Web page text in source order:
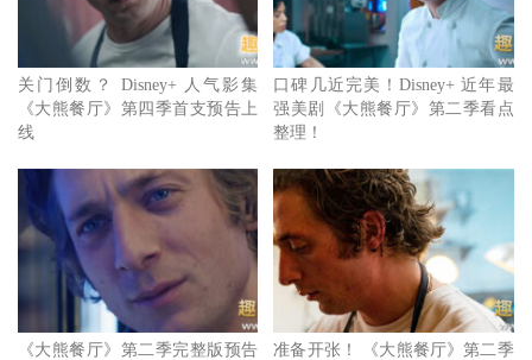
《破案三人行》：轻松无负担，悬疑喜剧完美混合新美剧！
上班工作回到家，不想花 2 个小时看一部长片，或是还需要
聚精会神仔细沈浸的迷你影集吗？《破案三人行》（Only
梅兹（Selena Gomez）、史蒂夫马丁（Steve Martin）以及马
丁肖特（Martin Short）这三个横跨不同世代、看似完全不相
干的演员，居然产生出完美火花，目前 IMDb 分数高达 8.1
分，烂番茄网站居然有着几乎完美的 99% 新鲜度！
此外，《破案三人行》三位主要角色背景都与饰演的演员真
关门倒数？ Disney+ 人气影集
《大熊餐厅》第四季首支预告上
线
口碑几近完美！Disney+ 近年最
强美剧《大熊餐厅》第二季看点
整理！
《大熊餐厅》第二季完整版预告
准备开张！ 《大熊餐厅》第二季